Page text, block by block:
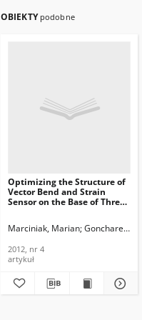
OBIEKTY podobne
Optimizing the Structure of
Vector Bend and Strain
Sensor on the Base of Three-
Telecommunications and
2012, nr 4
Marciniak, Marian
2012, nr 4
artykuł